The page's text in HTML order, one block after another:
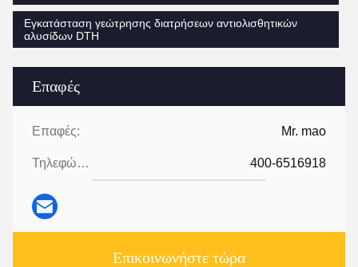
Επαφές
Επαφές: Mr. mao
Τηλεφώνημα: 400-6516918
Επικοινωνήστε τώρα
Εγκατάσταση γεώτρησης διατρήσεων αντιολισθητικών
αλυσίδων DTH